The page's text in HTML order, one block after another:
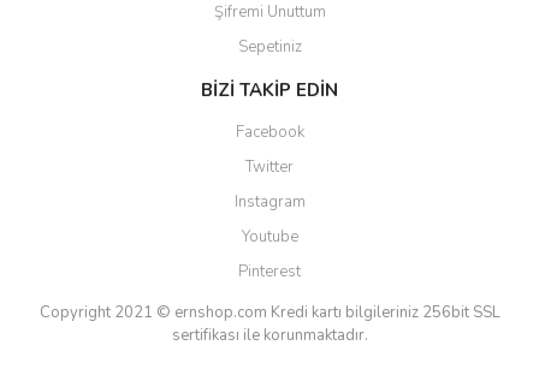
Şifremi Unuttum
Sepetiniz
BİZİ TAKİP EDİN
Facebook
Twitter
Instagram
Youtube
Pinterest
Copyright 2021 © ernshop.com Kredi kartı bilgileriniz 256bit SSL
sertifikası ile korunmaktadır.